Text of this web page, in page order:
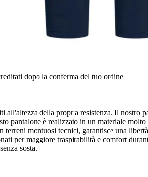
dopo la conferma del tuo ordine
all'altezza della propria resistenza. Il nostro
pantalone è realizzato in un materiale
montuosi tecnici, garantisce una
per maggiore traspirabilità e comfort
sosta.